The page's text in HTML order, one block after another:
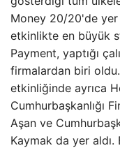
Money 20/20'de yer
etkinlikte en büyük
Payment, yaptığı
firmalardan biri
etkinliğinde ayrıca
Cumhurbaşkanlığı
Aşan ve
Kaymak da yer